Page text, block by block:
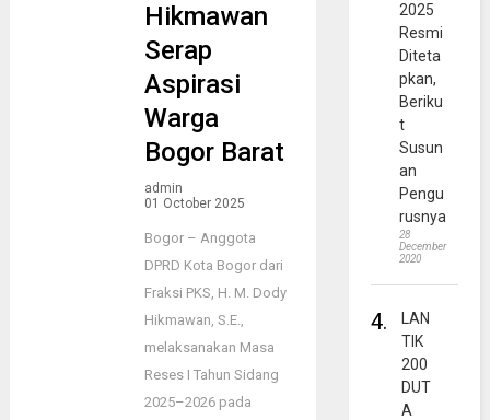
Hikmawan
Serap
Aspirasi
Warga
Bogor Barat
admin
01 October 2025
Bogor – Anggota
DPRD Kota Bogor dari
Fraksi PKS, H. M. Dody
Hikmawan, S.E.,
melaksanakan Masa
Reses I Tahun Sidang
2025–2026 pada
2025
Resmi
Diteta
pkan,
Beriku
t
Susun
an
Pengu
rusnya
28
December
2020
4.
LAN
TIK
200
DUT
A